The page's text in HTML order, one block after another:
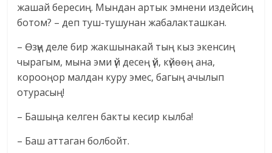
жашай бересиң. Мындан артык эмнени издейсиң
ботом? – деп туш-тушунан жабалакташкан.
– Өзүң деле бир жакшынакай тың кыз экенсиң
чырагым, мына эми үй десең үй, күйөөң ана,
корооңор малдан куру эмес, багың ачылып
отурасың!
– Башыңа келген бакты кесир кылба!
– Баш аттаган болбойт.